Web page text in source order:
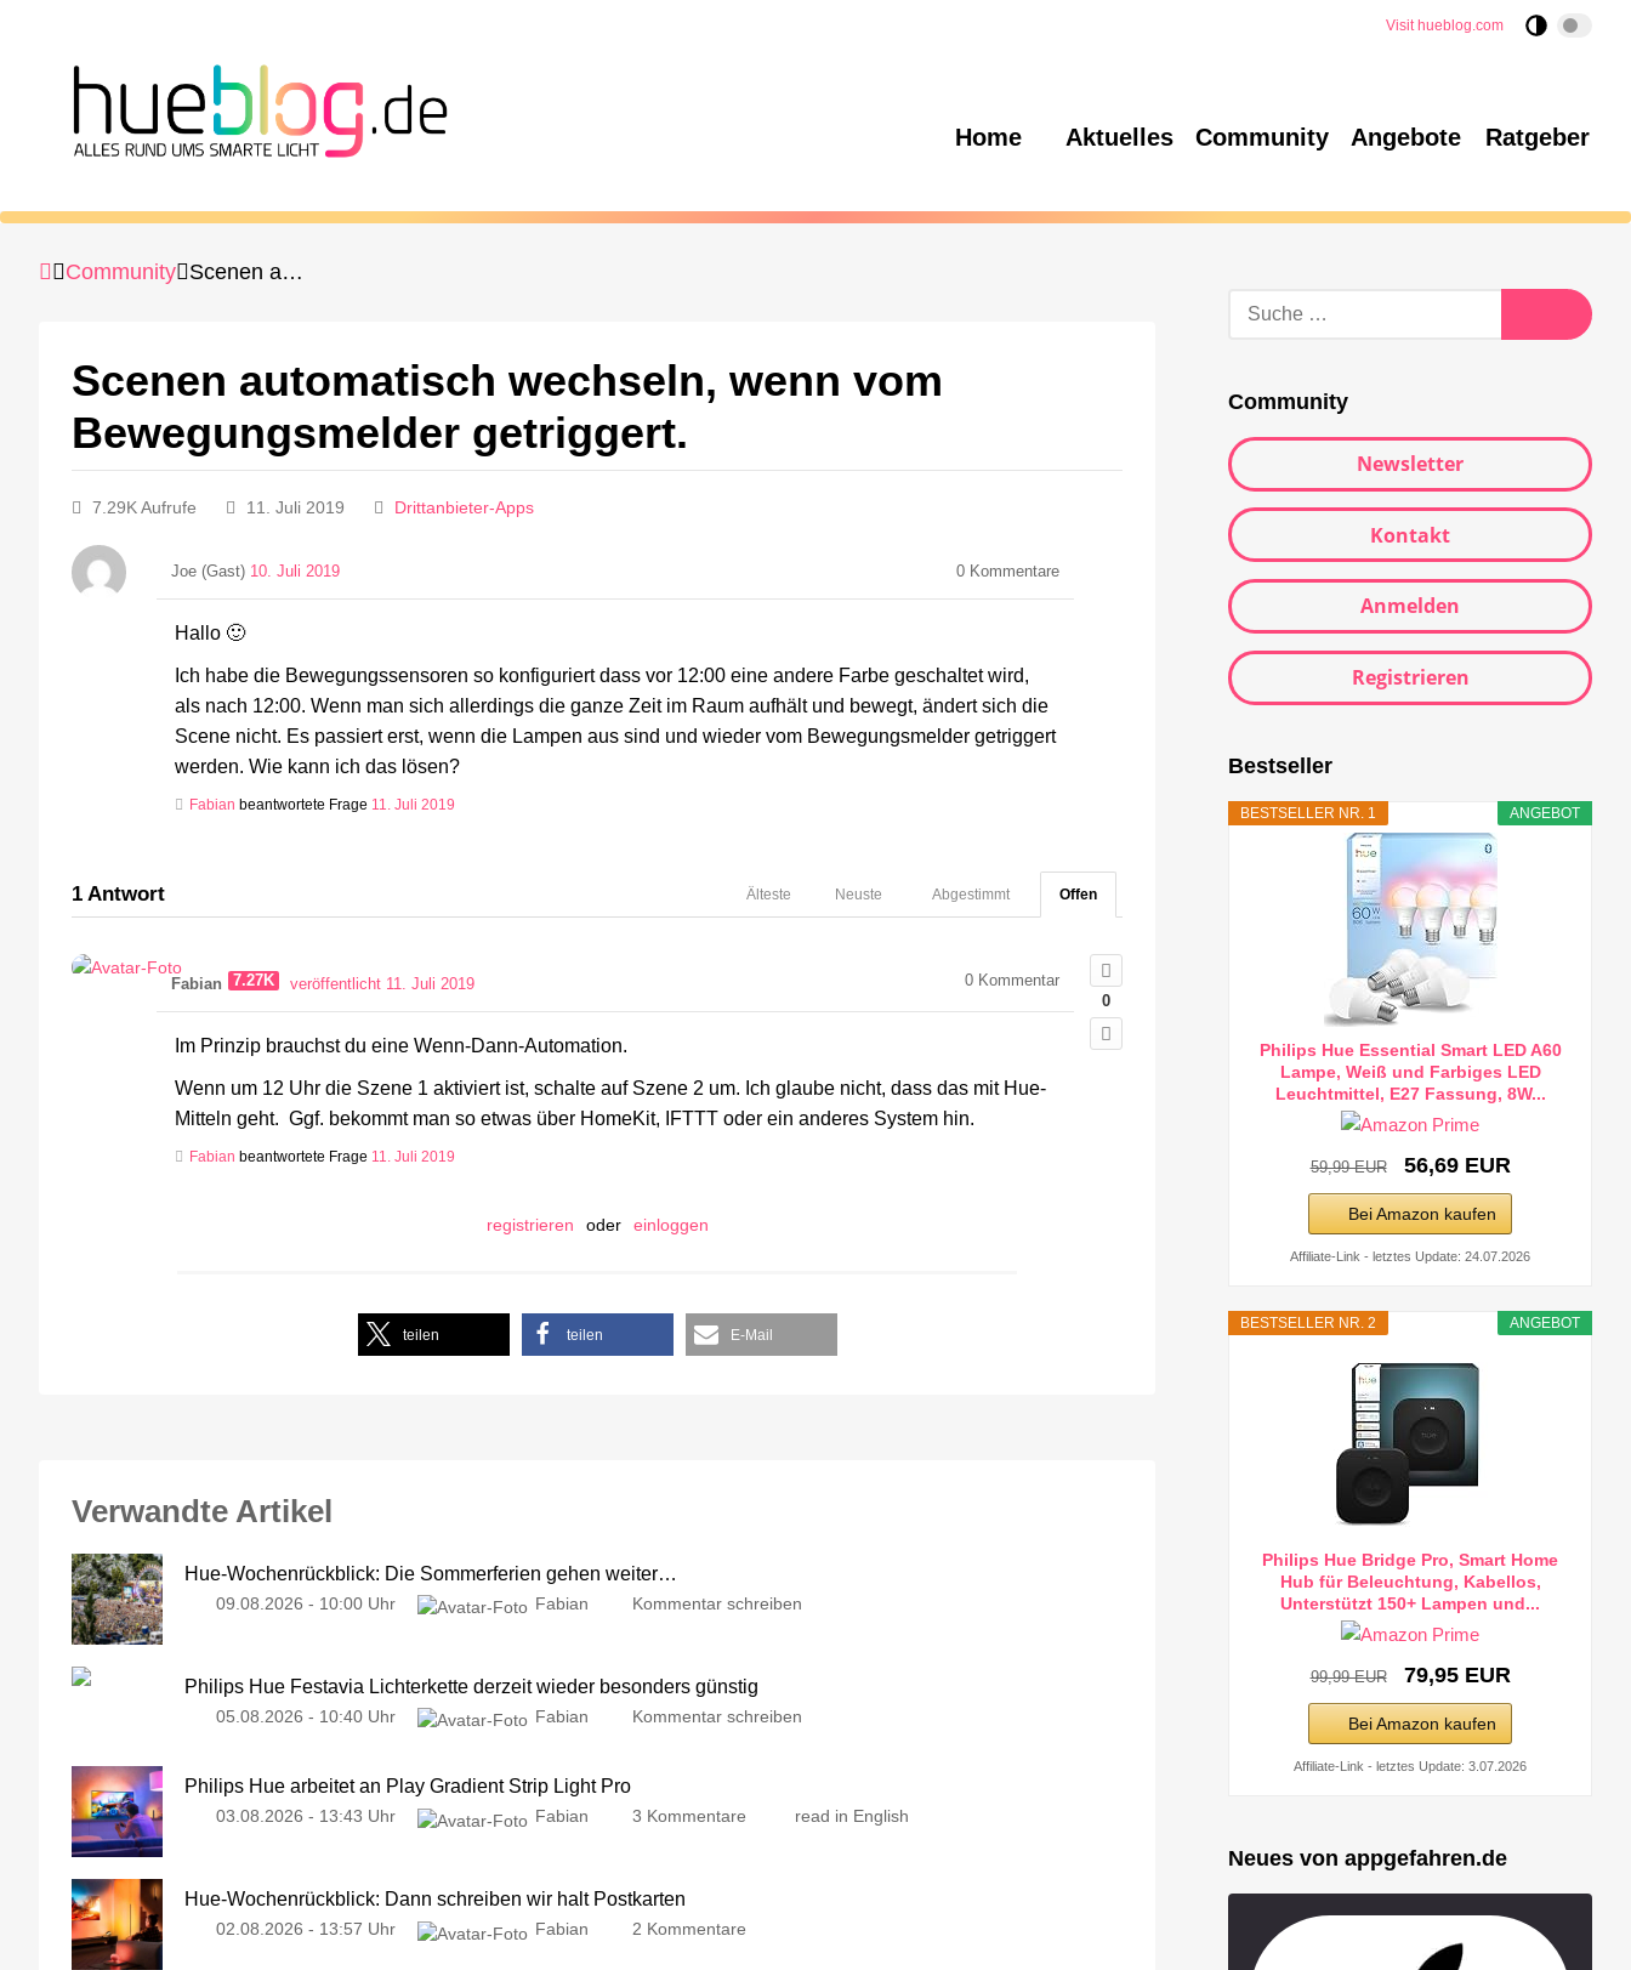
Visit hueblog.com
Home Aktuelles Community Angebote Ratgeber
Community Scenen automatisch wechseln, wenn vom Bewegungsmelder getriggert.
Scenen automatisch wechseln, wenn vom
Bewegungsmelder getriggert.
7.29K Aufrufe 11. Juli 2019 Drittanbieter-Apps
Joe (Gast) 10. Juli 2019 0 Kommentare
Hallo 🙂
Ich habe die Bewegungssensoren so konfiguriert dass vor 12:00 eine andere Farbe geschaltet wird,
als nach 12:00. Wenn man sich allerdings die ganze Zeit im Raum aufhält und bewegt, ändert sich die
Scene nicht. Es passiert erst, wenn die Lampen aus sind und wieder vom Bewegungsmelder getriggert
werden. Wie kann ich das lösen?
Fabian beantwortete Frage 11. Juli 2019
1 Antwort Offen
Abgestimmt
Neuste
Älteste
0
Fabian 7.27K veröffentlicht 11. Juli 2019 0 Kommentar
Im Prinzip brauchst du eine Wenn-Dann-Automation.
Wenn um 12 Uhr die Szene 1 aktiviert ist, schalte auf Szene 2 um. Ich glaube nicht, dass das mit Hue-
Mitteln geht. Ggf. bekommt man so etwas über HomeKit, IFTTT oder ein anderes System hin.
Fabian beantwortete Frage 11. Juli 2019
registrieren oder einloggen
teilen teilen E-Mail
Verwandte Artikel
Hue-Wochenrückblick: Die Sommerferien gehen weiter…
09.08.2026 - 10:00 Uhr Fabian Kommentar schreiben
Philips Hue Festavia Lichterkette derzeit wieder besonders günstig
05.08.2026 - 10:40 Uhr Fabian Kommentar schreiben
Philips Hue arbeitet an Play Gradient Strip Light Pro
03.08.2026 - 13:43 Uhr Fabian 3 Kommentare read in English
Hue-Wochenrückblick: Dann schreiben wir halt Postkarten
02.08.2026 - 13:57 Uhr Fabian 2 Kommentare
Community
Newsletter
Kontakt
Anmelden
Registrieren
Bestseller
ANGEBOT
BESTSELLER NR. 1
Philips Hue Essential Smart LED A60
Lampe, Weiß und Farbiges LED
Leuchtmittel, E27 Fassung, 8W...
59,99 EUR 56,69 EUR
Bei Amazon kaufen
Affiliate-Link - letztes Update: 24.07.2026
ANGEBOT
BESTSELLER NR. 2
Philips Hue Bridge Pro, Smart Home
Hub für Beleuchtung, Kabellos,
Unterstützt 150+ Lampen und...
99,99 EUR 79,95 EUR
Bei Amazon kaufen
Affiliate-Link - letztes Update: 3.07.2026
Neues von appgefahren.de